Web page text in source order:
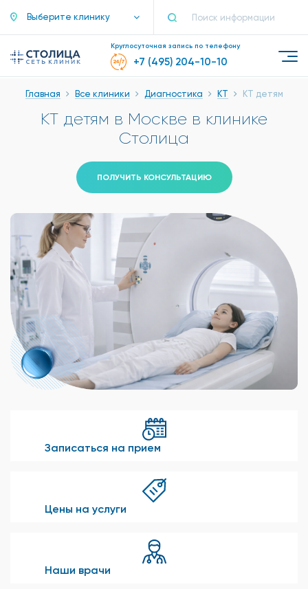
Выберите клинику
Круглосуточная запись по телефону
+7 (495) 204-10-10
Главная Все клиники Диагностика КТ КТ детям
КТ детям в Москве в клинике
Столица
ПОЛУЧИТЬ КОНСУЛЬТАЦИЮ
Записаться на прием
Цены на услуги
Наши врачи